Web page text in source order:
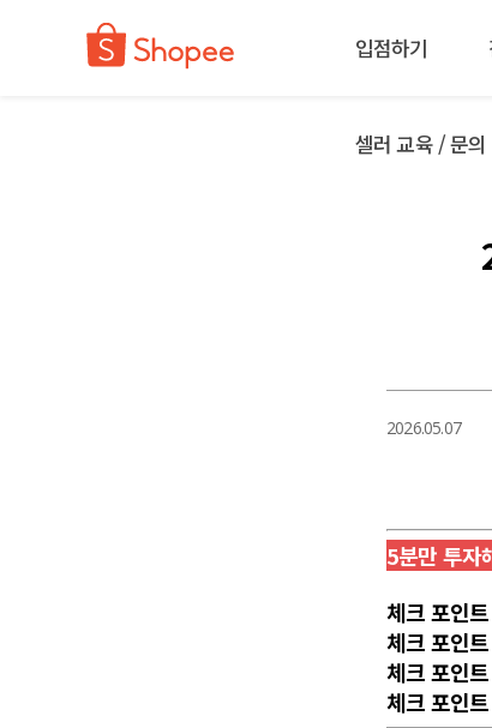
입점하기
셀러 교육 / 문의
2026.05.07
5분만 투자
체크 포인
체크 포인
체크 포인
체크 포인